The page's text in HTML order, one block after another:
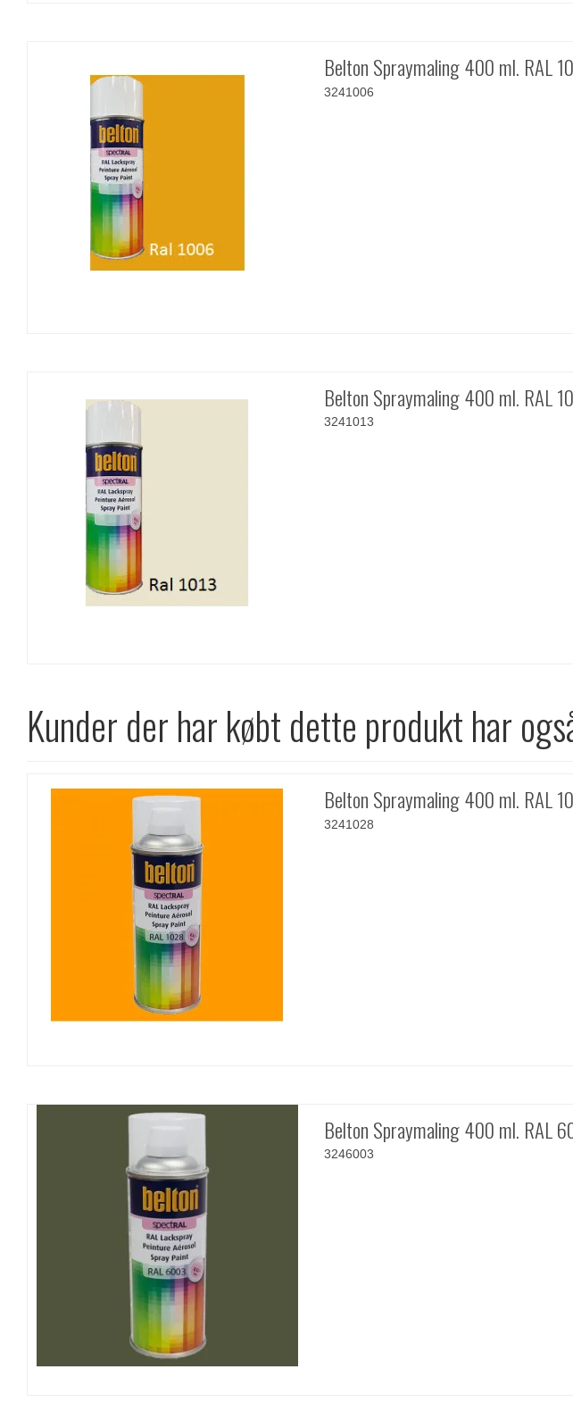
Belton Spraymaling 400 ml. RAL
3241006
Belton Spraymaling 400 ml. RAL
3241013
Kunder der har købt dette produkt har
Belton Spraymaling 400 ml. RAL
3241028
Belton Spraymaling 400 ml. RAL
3246003